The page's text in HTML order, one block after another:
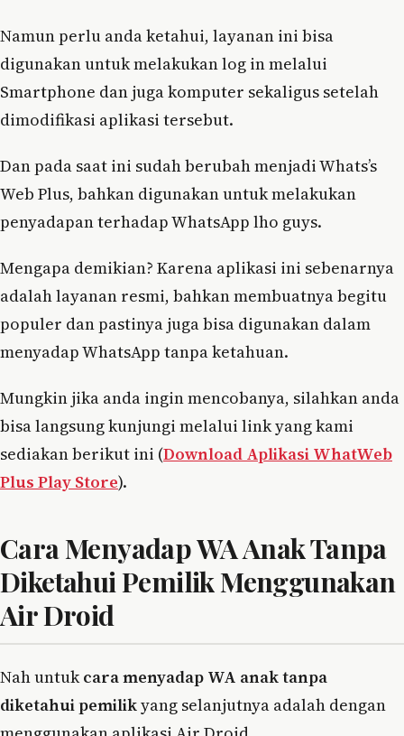
Namun perlu anda ketahui, layanan ini bisa
digunakan untuk melakukan log in melalui
Smartphone dan juga komputer sekaligus setelah
dimodifikasi aplikasi tersebut.
Dan pada saat ini sudah berubah menjadi Whats’s
Web Plus, bahkan digunakan untuk melakukan
penyadapan terhadap WhatsApp lho guys.
Mengapa demikian? Karena aplikasi ini sebenarnya
adalah layanan resmi, bahkan membuatnya begitu
populer dan pastinya juga bisa digunakan dalam
menyadap WhatsApp tanpa ketahuan.
Mungkin jika anda ingin mencobanya, silahkan anda
bisa langsung kunjungi melalui link yang kami
sediakan berikut ini (Download Aplikasi WhatWeb
Plus Play Store).
Cara Menyadap WA Anak Tanpa
Diketahui Pemilik Menggunakan
Air Droid
Nah untukcara menyadap WA anak tanpa
diketahui pemilikyang selanjutnya adalah dengan